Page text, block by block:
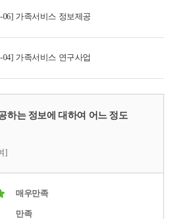
06] 가족서비스 정보제공
04] 가족서비스 연구사업
하는 정보에 대하여 어느 정도
]
매우만족
만족